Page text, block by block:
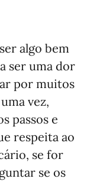
algo bem
ser uma dor
por muitos
vez,
passos e
respeita ao
se for
se os